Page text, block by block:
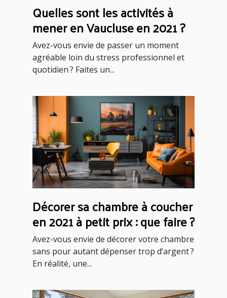
Quelles sont les activités à
mener en Vaucluse en 2021 ?
Avez-vous envie de passer un moment
agréable loin du stress professionnel et
quotidien ? Faites un...
Décorer sa chambre à coucher
en 2021 à petit prix : que faire ?
Avez-vous envie de décorer votre chambre
sans pour autant dépenser trop d’argent ?
En réalité, une...